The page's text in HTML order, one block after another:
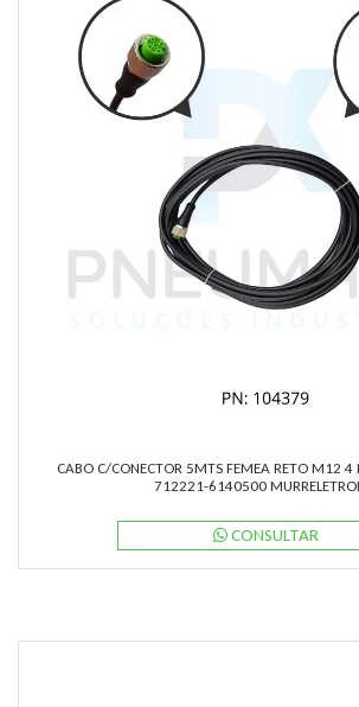
CABO C/CONECTOR 5MTS FEMEA RETO M12 4
712221-6140500
CONSULTAR